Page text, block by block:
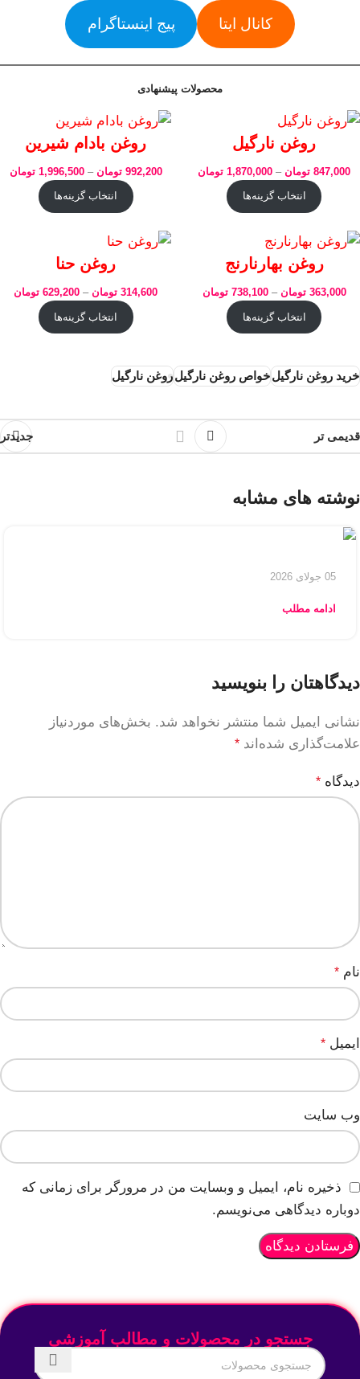
کانال ایتا پیج اینستاگرام
محصولات پیشنهادی
روغن نارگیل
847,000 تومان –
1,870,000 تومان
انتخاب گزینه‌ها
روغن بادام شیرین
992,200 تومان –
1,996,500 تومان
انتخاب گزینه‌ها
روغن بهارنارنج
363,000 تومان –
738,100 تومان
انتخاب گزینه‌ها
روغن حنا
314,600 تومان –
629,200 تومان
انتخاب گزینه‌ها
خرید روغن نارگیلخواص روغن نارگیلروغن نارگیل
جدیدتر قدیمی تر
نوشته های مشابه
05 جولای 2026
ادامه مطلب
دیدگاهتان را بنویسید
نشانی ایمیل شما منتشر نخواهد شد. بخش‌های موردنیاز
علامت‌گذاری شده‌اند *
دیدگاه *
نام *
ایمیل *
وب‌ سایت
ذخیره نام، ایمیل و وبسایت من در مرورگر برای زمانی که
دوباره دیدگاهی می‌نویسم.
جستجو در محصولات و مطالب آموزشی